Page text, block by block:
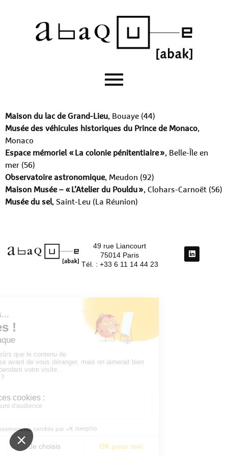
Maison du lac de Grand-Lieu, Bouaye (44)
Musée des véhicules historiques du Prince de Monaco,
Monaco
Espace mémoriel « La colonie pénitentiaire », Belle-Île en
mer (56)
Observatoire astronomique, Meudon (92)
Maison Musée – « L’Atelier du Pouldu », Clohars-Carnoët (56)
Musée du sel, Saint-Leu (La Réunion)
49 rue Liancourt
75014 Paris
Tél. : +33 6 11 14 44 23